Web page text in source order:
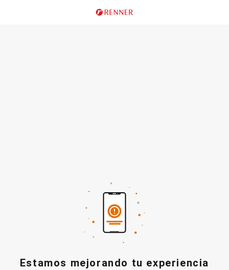
Estamos mejorando tu experiencia